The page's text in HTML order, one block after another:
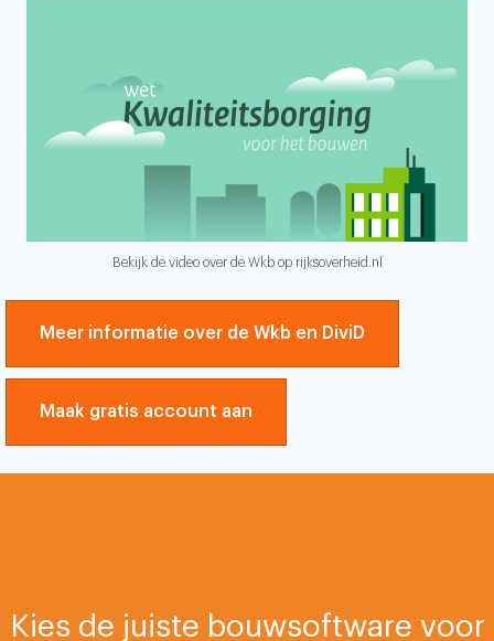
Bekijk de video over de Wkb op rijksoverheid.nl
Meer informatie over de Wkb en DiviD
Maak gratis account aan
Kies de juiste bouwsoftware voor